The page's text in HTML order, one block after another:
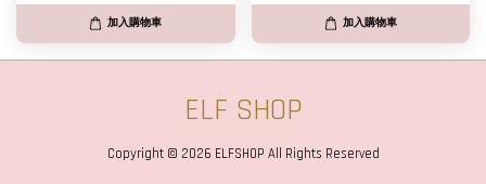
加入購物車 加入購物車
ELF SHOP
Copyright © 2026 ELFSHOP All Rights Reserved